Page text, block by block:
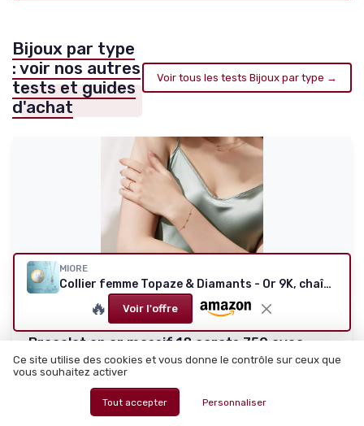
Bijoux par type
: voir nos autres
tests et guides
d'achat
Voir tous les tests Bijoux par type →
Bracelet en or massif 18 carats 750 avec
diamant naturel vér...
Un petit diamant discret pour tous les jours
★★★★★
★★★★★
MIORE
Collier femme Topaze & Diamants - Or 9K, chaîne argent/plaqué or
🔥 Voir l'offre
Ce site utilise des cookies et vous donne le contrôle sur ceux que
vous souhaitez activer
Tout accepter Personnaliser